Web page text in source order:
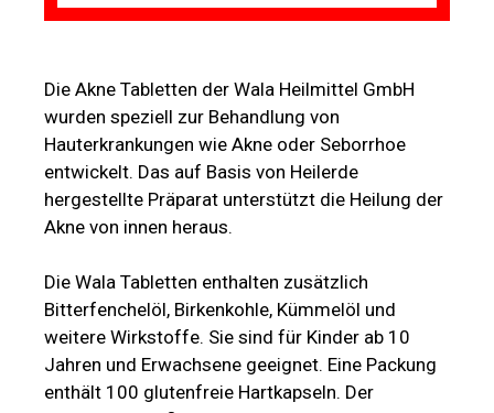
Die Akne Tabletten der Wala Heilmittel GmbH
wurden speziell zur Behandlung von
Hauterkrankungen wie Akne oder Seborrhoe
entwickelt. Das auf Basis von Heilerde
hergestellte Präparat unterstützt die Heilung der
Akne von innen heraus.
Die Wala Tabletten enthalten zusätzlich
Bitterfenchelöl, Birkenkohle, Kümmelöl und
weitere Wirkstoffe. Sie sind für Kinder ab 10
Jahren und Erwachsene geeignet. Eine Packung
enthält 100 glutenfreie Hartkapseln. Der